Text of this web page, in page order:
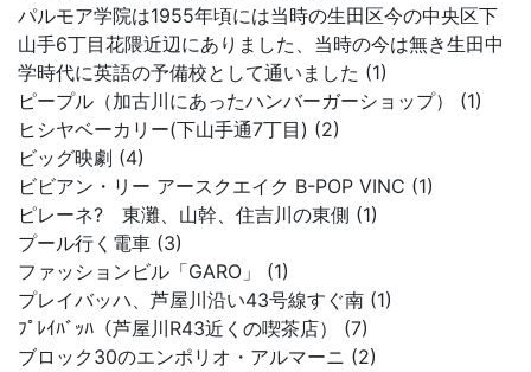
パルモア学院は1955年頃には当時の生田区今の中央区下
山手6丁目花隈近辺にありました、当時の今は無き生田中
学時代に英語の予備校として通いました (1)
ピープル（加古川にあったハンバーガーショップ） (1)
ヒシヤベーカリー(下山手通7丁目) (2)
ビッグ映劇 (4)
ビビアン・リー アースクエイク B-POP VINC (1)
ピレーネ? 東灘、山幹、住吉川の東側 (1)
プール行く電車 (3)
ファッションビル「GARO」 (1)
プレイバッハ、芦屋川沿い43号線すぐ南 (1)
ﾌﾟﾚｲﾊﾞｯﾊ（芦屋川R43近くの喫茶店） (7)
ブロック30のエンポリオ・アルマーニ (2)